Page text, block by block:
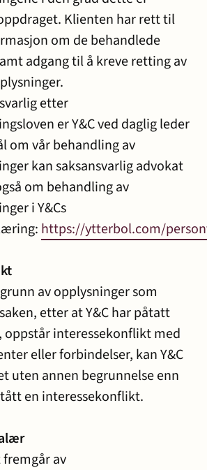
Klienten har rett til
om de behandlede
adgang til å kreve retting av
etter
er Y&C ved daglig leder
om vår behandling av
kan saksansvarlig advokat
om behandling av
i Y&Cs
https://ytterbol.com/
av opplysninger som
etter at Y&C har påtatt
oppstår interessekonflikt med
eller forbindelser, kan Y&C
uten annen begrunnelse enn
en interessekonflikt.
av